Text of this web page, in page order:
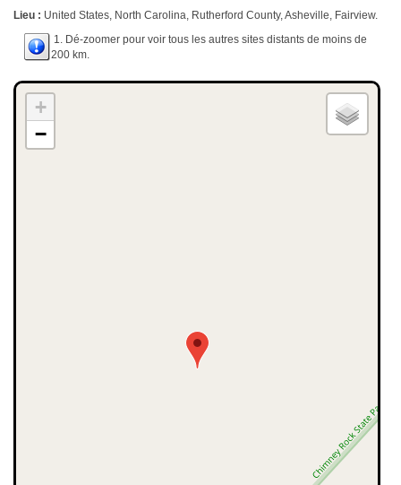
Lieu : United States, North Carolina, Rutherford County, Asheville, Fairview.
1. Dé-zoomer pour voir tous les autres sites distants de moins de
200 km.
+
−